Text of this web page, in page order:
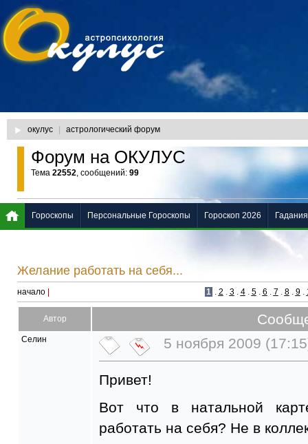
окулус астрологический форум
Форум на ОКУЛУС
Тема 22552, сообщений: 99
Желание работать на себя...
начало 1 . 2 . 3 . 4 . 5 . 6 . 7 . 8 . 9 .
Автор
Селин 5 ноября 2009
Привет!
Вот что в натальной
работать на себя? Не в
Гороскопы Персональные Гороскопы Гороскоп 2026 Гадания